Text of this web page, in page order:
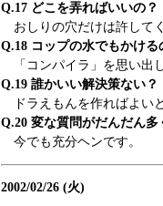
Q.17 どこを弄ればいいの？
おしりの穴だけは許して
Q.18 コップの水でもかける
「コンパイラ」を思い出
Q.19 誰かいい解決策ない？
ドラえもんを作ればよい
Q.20 変な質問がだんだん多
今でも充分ヘンです。
2002/02/26 (火)